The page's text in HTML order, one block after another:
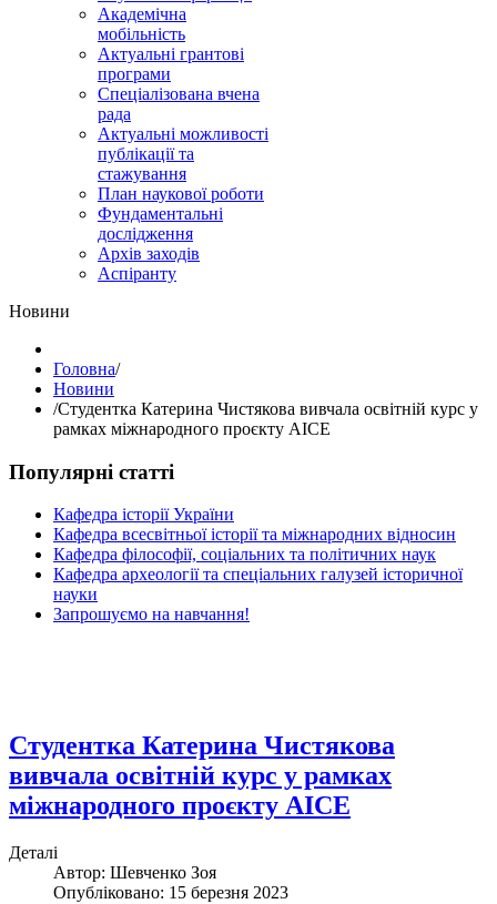
Академічна
мобільність
Актуальні грантові
програми
Спеціалізована вчена
рада
Актуальні можливості
публікації та
стажування
План наукової роботи
Фундаментальні
дослідження
Архів заходів
Аспіранту
Hовини
Головна/
Hовини
/Студентка Катерина Чистякова вивчала освітній курс у
рамках міжнародного проєкту AICE
Популярні статті
Кафедра історії України
Кафедра всесвітньої історії та міжнародних відносин
Кафедра філософії, соціальних та політичних наук
Кафедра археології та спеціальних галузей історичної
науки
Запрошуємо на навчання!
Студентка Катерина Чистякова
вивчала освітній курс у рамках
міжнародного проєкту AICE
Деталі
Автор: Шевченко Зоя
Опубліковано: 15 березня 2023